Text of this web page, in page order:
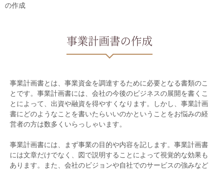
の作成
事業計画書の作成
事業計画書とは、事業資金を調達するために必要となる書類のこ
とです。事業計画書には、会社の今後のビジネスの展開を書くこ
とによって、出資や融資を得やすくなります。しかし、事業計画
書にどのようなことを書いたらいいのかということをお悩みの経
営者の方は数多くいらっしゃいます。
事業計画書には、まず事業の目的や内容を記します。事業計画書
には文章だけでなく、図で説明することによって視覚的な効果も
あります。また、会社のビジョンや自社でのサービスの強みなど